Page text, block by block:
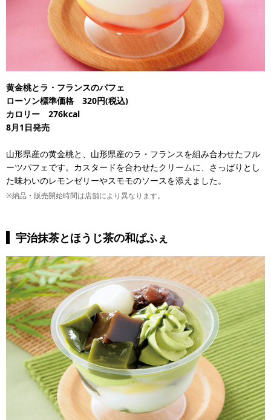
黄金桃とラ・フランスのパフェ
ローソン標準価格 320円(税込)
カロリー 276kcal
8月1日発売
山形県産の黄金桃と、山形県産のラ・フランスを組み合わせたフル
ーツパフェです。カスタードを合わせたクリームに、さっぱりとし
た味わいのレモンゼリーやスモモのソースを添えました。
※納品・販売開始時間は店舗により異なります。
宇治抹茶とほうじ茶の和ぱふぇ